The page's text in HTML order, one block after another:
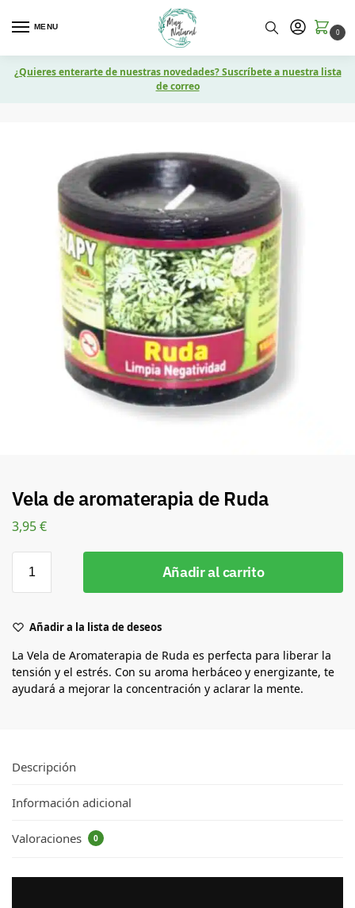
MENU
0
¿Quieres enterarte de nuestras novedades? Suscríbete a nuestra lista
de correo
Vela de aromaterapia de Ruda
3,95€
Añadir al carrito
Añadir a la lista de deseos
La Vela de Aromaterapia de Ruda es perfecta para liberar la
tensión y el estrés. Con su aroma herbáceo y energizante, te
ayudará a mejorar la concentración y aclarar la mente.
Descripción
Información adicional
Valoraciones 0